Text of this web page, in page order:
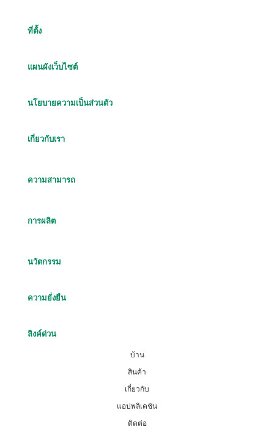
ที่ตั้ง
แผนผังเว็บไซต์
นโยบายความเป็นส่วนตัว
เกี่ยวกับเรา
ความสามารถ
การผลิต
นวัตกรรม
ความยั่งยืน
ลิงค์ด่วน
บ้าน
สินค้า
เกี่ยวกับ
แอปพลิเคชัน
ติดต่อ